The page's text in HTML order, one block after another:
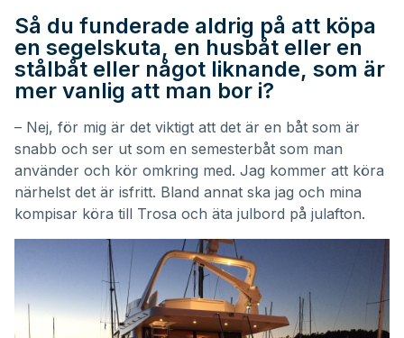
Så du funderade aldrig på att köpa
en segelskuta, en husbåt eller en
stålbåt eller något liknande, som är
mer vanlig att man bor i?
– Nej, för mig är det viktigt att det är en båt som är
snabb och ser ut som en semesterbåt som man
använder och kör omkring med. Jag kommer att köra
närhelst det är isfritt. Bland annat ska jag och mina
kompisar köra till Trosa och äta julbord på julafton.